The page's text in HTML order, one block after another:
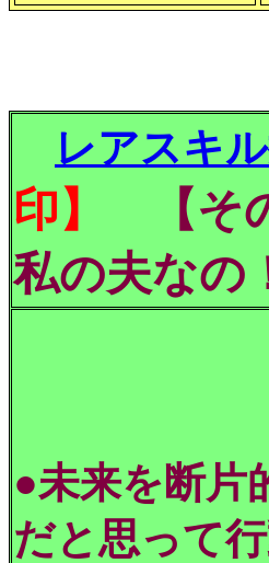
レアスキ
印】
【そ
私の夫なの
●未来を断片
だと思って